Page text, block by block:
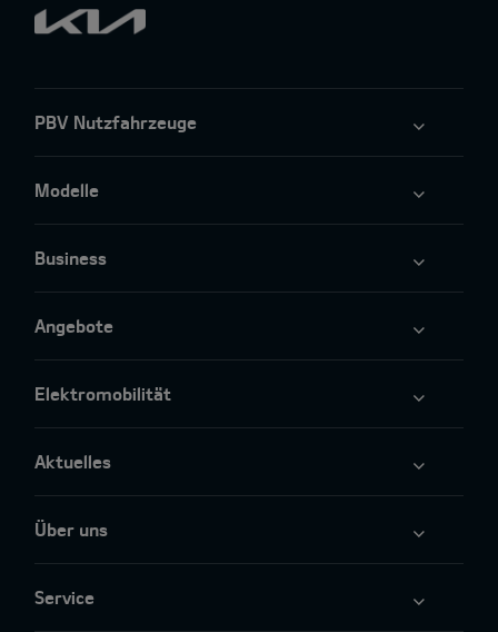
PBV Nutzfahrzeuge
Modelle
Business
Angebote
Elektromobilität
Aktuelles
Über uns
Service